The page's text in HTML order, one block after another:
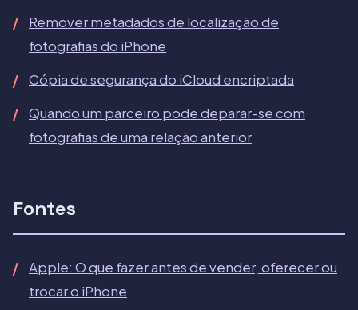
Remover metadados de localização de
fotografias do iPhone
Cópia de segurança do iCloud encriptada
Quando um parceiro pode deparar-se com
fotografias de uma relação anterior
Fontes
Apple: O que fazer antes de vender, oferecer ou
trocar o iPhone